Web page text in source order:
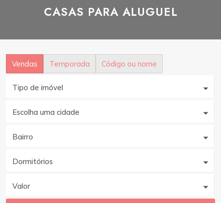
CASAS PARA ALUGUEL
Vendas Temporada Código ou nome
Tipo de imóvel
Escolha uma cidade
Bairro
Dormitórios
Valor